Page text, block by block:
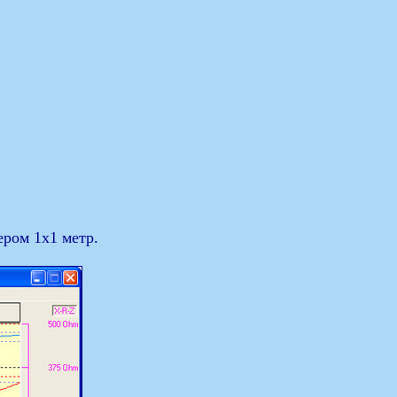
1х1 метр.